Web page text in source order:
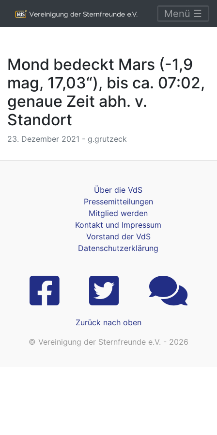
Menü ☰
Mond bedeckt Mars (-1,9
mag, 17,03“), bis ca. 07:02,
genaue Zeit abh. v.
Standort
23. Dezember 2021 - g.grutzeck
Über die VdS
Pressemitteilungen
Mitglied werden
Kontakt und Impressum
Vorstand der VdS
Datenschutzerklärung
Zurück nach oben
© Vereinigung der Sternfreunde e.V. - 2026